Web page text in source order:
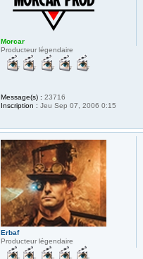
Morcar
Producteur légendaire
Message(s) : 23716
Inscription : Jeu Sep 07, 2006 0:15
Erbaf
Producteur légendaire